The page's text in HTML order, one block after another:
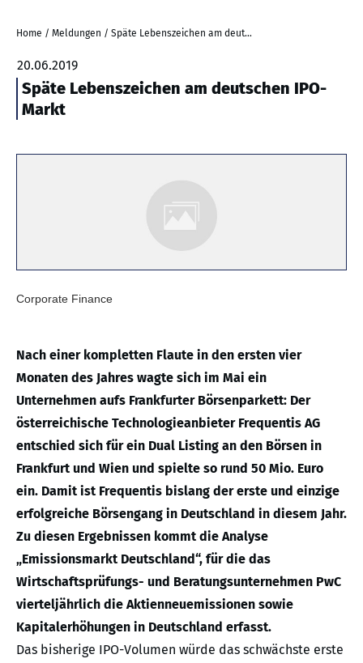
Home / Meldungen / Späte Lebenszeichen am deutschen IPO-Markt
20.06.2019
Späte Lebenszeichen am deutschen IPO-
Markt
Corporate Finance
Nach einer kompletten Flaute in den ersten vier
Monaten des Jahres wagte sich im Mai ein
Unternehmen aufs Frankfurter Börsenparkett: Der
österreichische Technologieanbieter Frequentis AG
entschied sich für ein Dual Listing an den Börsen in
Frankfurt und Wien und spielte so rund 50 Mio. Euro
ein. Damit ist Frequentis bislang der erste und einzige
erfolgreiche Börsengang in Deutschland in diesem Jahr.
Zu diesen Ergebnissen kommt die Analyse
„Emissionsmarkt Deutschland“, für die das
Wirtschaftsprüfungs- und Beratungsunternehmen PwC
vierteljährlich die Aktienneuemissionen sowie
Kapitalerhöhungen in Deutschland erfasst.
Das bisherige IPO-Volumen würde das schwächste erste